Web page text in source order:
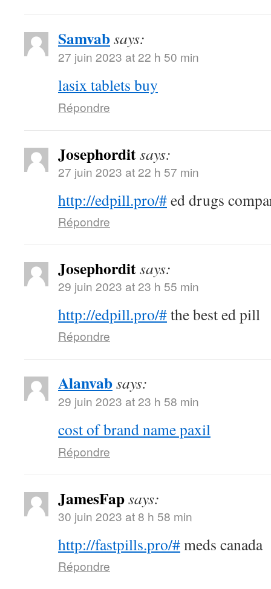
Samvabsays:
27 juin 2023 at 22 h 50 min
lasix tablets buy
Répondre
Josephorditsays:
27 juin 2023 at 22 h 57 min
http://edpill.pro/#ed drugs
Répondre
Josephorditsays:
29 juin 2023 at 23 h 55 min
http://edpill.pro/#the best ed pill
Répondre
Alanvabsays:
29 juin 2023 at 23 h 58 min
cost of brand name paxil
Répondre
JamesFapsays:
30 juin 2023 at 8 h 58 min
http://fastpills.pro/#meds canada
Répondre